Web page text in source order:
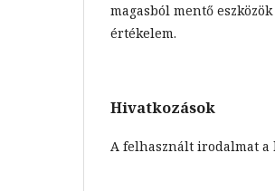
magasból mentő
értékelem.
Hivatkozások
A felhasznált irodalmat a